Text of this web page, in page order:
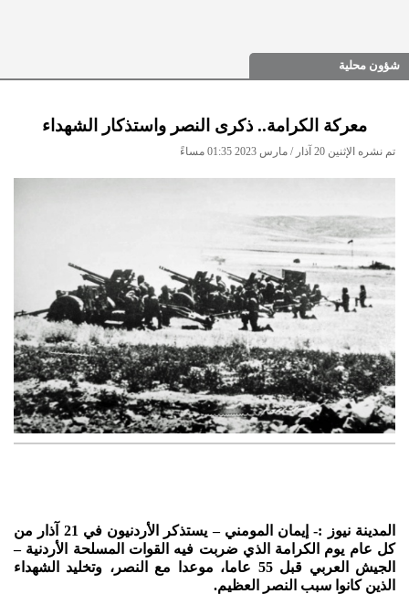
شؤون محلية
معركة الكرامة.. ذكرى النصر واستذكار الشهداء
تم نشره الإثنين 20 آذار / مارس 2023 01:35 مساءً
المدينة نيوز :- إيمان المومني – يستذكر الأردنيون في 21 آذار من
كل عام يوم الكرامة الذي ضربت فيه القوات المسلحة الأردنية –
الجيش العربي قبل 55 عاما، موعدا مع النصر، وتخليد الشهداء
الذين كانوا سبب النصر العظيم.